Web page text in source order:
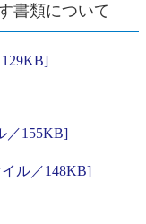
書類について
／155KB]
ル／148KB]